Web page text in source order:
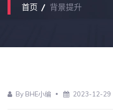
首页 背景提升
By BHE小编 2023-12-29